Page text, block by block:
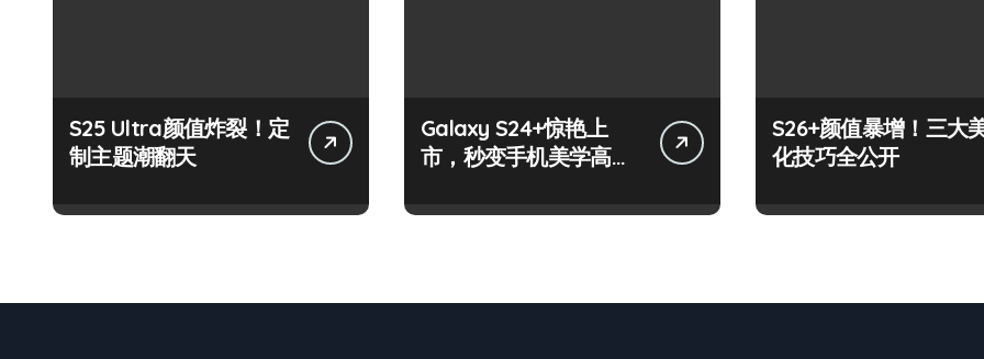
S25 Ultra颜值炸裂！定
制主题潮翻天
Galaxy S24+惊艳上
市，秒变手机美学高
S26+颜值暴增！三大
化技巧全公开